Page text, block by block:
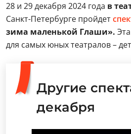
28 и 29 декабря 2024 года в
Санкт-Петербурге пройдет
зима маленькой Глаши».
для самых юных театралов –
Другие
декабря